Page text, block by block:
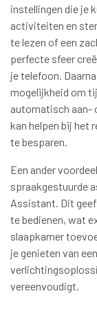
instellingen die je
activiteiten en
te lezen of een
perfecte sfeer
je telefoon.
mogelijkheid om
automatisch aan-
kan helpen bij het
te besparen.
Een ander
spraakgestuurde
Assistant. Dit
te bedienen, wat
slaapkamer
je genieten van
vereenvoudigt.